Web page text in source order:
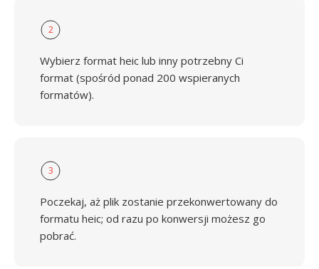
2
Wybierz format heic lub inny potrzebny Ci
format (spośród ponad 200 wspieranych
formatów).
3
Poczekaj, aż plik zostanie przekonwertowany do
formatu heic; od razu po konwersji możesz go
pobrać.